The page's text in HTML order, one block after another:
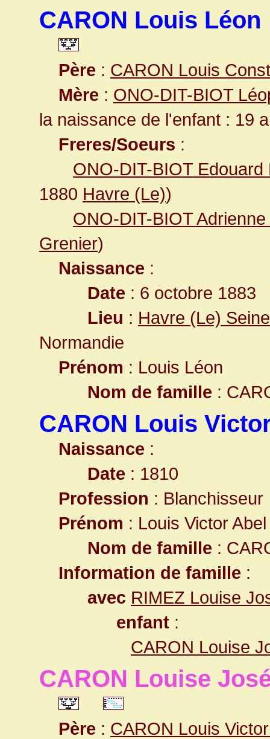
CARON Louis Léon
Père : CARON Louis
Mère : ONO-DIT-BIOT
la naissance de l'enfant : 19
Freres/Soeurs :
ONO-DIT-BIOT Edouard
1880 Havre (Le))
ONO-DIT-BIOT
Grenier)
Naissance :
Date : 6 octobre 1883
Lieu : Havre (Le)
Normandie
Prénom : Louis Léon
Nom de famille :
CARON Louis
Naissance :
Date : 1810
Profession : Blanchisseur
Prénom : Louis Victor Abel
Nom de famille :
Information de famille :
avec RIMEZ Louise
enfant :
CARON Louise
CARON Louise
Père : CARON Louis